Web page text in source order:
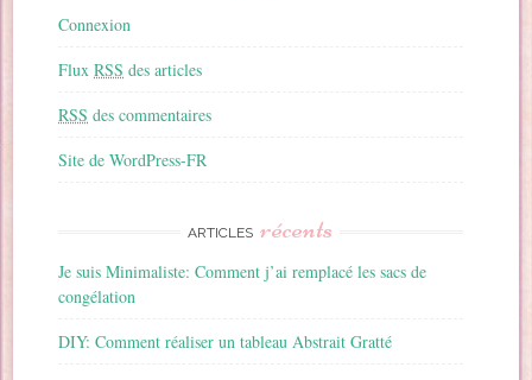
Connexion
FluxRSS des articles
RSS des commentaires
Site de WordPress-FR
ARTICLES récents
Je suis Minimaliste: Comment j’ai remplacé les sacs de
congélation
DIY: Comment réaliser un tableau Abstrait Gratté